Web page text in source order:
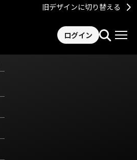
旧デザインに切り替える
ログイン